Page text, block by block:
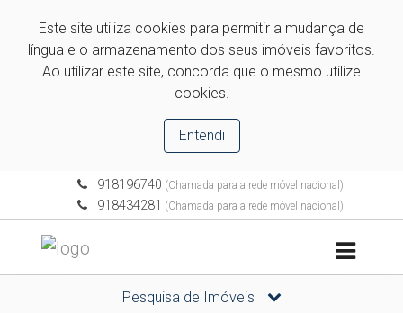
Este site utiliza cookies para permitir a mudança de
língua e o armazenamento dos seus imóveis favoritos.
Ao utilizar este site, concorda que o mesmo utilize
cookies.
Entendi
918196740 (Chamada para a rede móvel nacional)
918434281 (Chamada para a rede móvel nacional)
Pesquisa de Imóveis